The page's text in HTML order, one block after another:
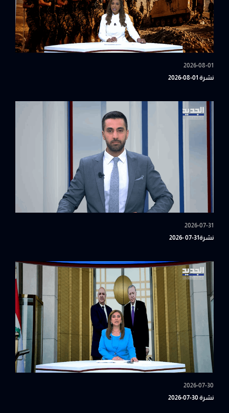
2026-08-01
نشرة 01-08-2026
2026-07-31
نشرة31-07 -2026
2026-07-30
نشرة 30-07-2026